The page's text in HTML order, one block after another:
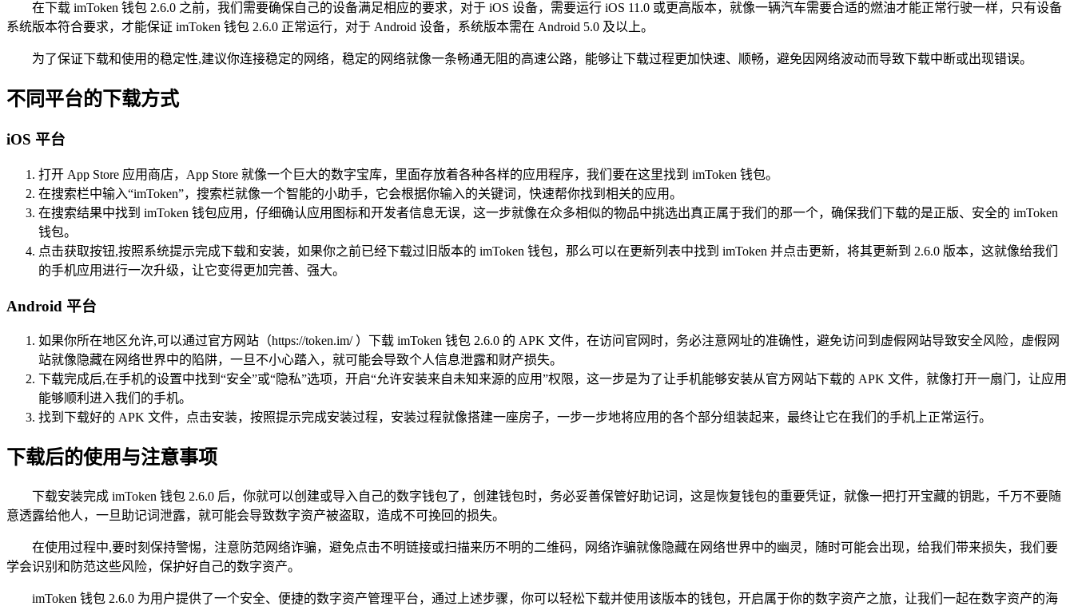
在下载 imToken 钱包 2.6.0 之前，我们需要确保自己的设备满足相应的要求，对于 iOS 设备，需要运行 iOS 11.0 或更高版本，就像一辆汽车需要合适的燃油才能正常行驶一样，只有设备
系统版本符合要求，才能保证 imToken 钱包 2.6.0 正常运行，对于 Android 设备，系统版本需在 Android 5.0 及以上。
为了保证下载和使用的稳定性,建议你连接稳定的网络，稳定的网络就像一条畅通无阻的高速公路，能够让下载过程更加快速、顺畅，避免因网络波动而导致下载中断或出现错误。
不同平台的下载方式
iOS 平台
打开 App Store 应用商店，App Store 就像一个巨大的数字宝库，里面存放着各种各样的应用程序，我们要在这里找到 imToken 钱包。
在搜索栏中输入“imToken”，搜索栏就像一个智能的小助手，它会根据你输入的关键词，快速帮你找到相关的应用。
在搜索结果中找到 imToken 钱包应用，仔细确认应用图标和开发者信息无误，这一步就像在众多相似的物品中挑选出真正属于我们的那一个，确保我们下载的是正版、安全的 imToken
钱包。
点击获取按钮,按照系统提示完成下载和安装，如果你之前已经下载过旧版本的 imToken 钱包，那么可以在更新列表中找到 imToken 并点击更新，将其更新到 2.6.0 版本，这就像给我们
的手机应用进行一次升级，让它变得更加完善、强大。
Android 平台
如果你所在地区允许,可以通过官方网站（https://token.im/ ）下载 imToken 钱包 2.6.0 的 APK 文件，在访问官网时，务必注意网址的准确性，避免访问到虚假网站导致安全风险，虚假网
站就像隐藏在网络世界中的陷阱，一旦不小心踏入，就可能会导致个人信息泄露和财产损失。
下载完成后,在手机的设置中找到“安全”或“隐私”选项，开启“允许安装来自未知来源的应用”权限，这一步是为了让手机能够安装从官方网站下载的 APK 文件，就像打开一扇门，让应用
能够顺利进入我们的手机。
找到下载好的 APK 文件，点击安装，按照提示完成安装过程，安装过程就像搭建一座房子，一步一步地将应用的各个部分组装起来，最终让它在我们的手机上正常运行。
下载后的使用与注意事项
下载安装完成 imToken 钱包 2.6.0 后，你就可以创建或导入自己的数字钱包了，创建钱包时，务必妥善保管好助记词，这是恢复钱包的重要凭证，就像一把打开宝藏的钥匙，千万不要随
意透露给他人，一旦助记词泄露，就可能会导致数字资产被盗取，造成不可挽回的损失。
在使用过程中,要时刻保持警惕，注意防范网络诈骗，避免点击不明链接或扫描来历不明的二维码，网络诈骗就像隐藏在网络世界中的幽灵，随时可能会出现，给我们带来损失，我们要
学会识别和防范这些风险，保护好自己的数字资产。
imToken 钱包 2.6.0 为用户提供了一个安全、便捷的数字资产管理平台，通过上述步骤，你可以轻松下载并使用该版本的钱包，开启属于你的数字资产之旅，让我们一起在数字资产的海